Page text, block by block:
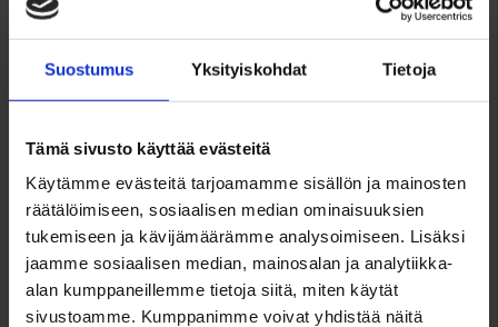
Suostumus Yksityiskohdat Tietoja
Tämä sivusto käyttää evästeitä
Käytämme evästeitä tarjoamamme sisällön ja mainosten
räätälöimiseen, sosiaalisen median ominaisuuksien
tukemiseen ja kävijämäärämme analysoimiseen. Lisäksi
jaamme sosiaalisen median, mainosalan ja analytiikka-
alan kumppaneillemme tietoja siitä, miten käytät
sivustoamme. Kumppanimme voivat yhdistää näitä
Osoite
Tilat
2h, avokeittiö, kph, sauna, varasto
Asuinpinta-ala n.
61.5 m²